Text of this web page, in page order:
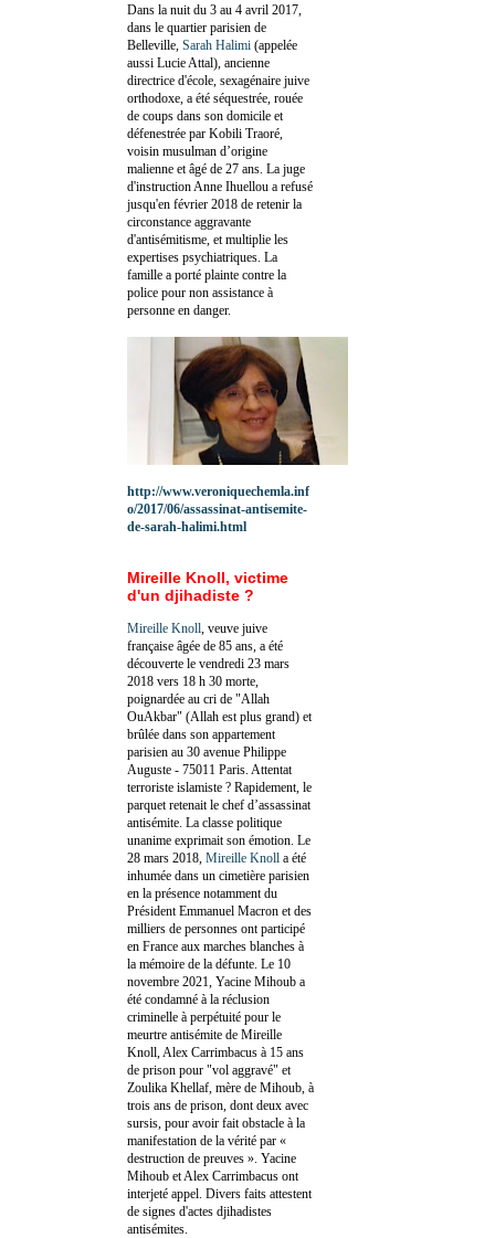
Dans la nuit du 3 au 4 avril 2017,
dans le quartier parisien de
Belleville, Sarah Halimi (appelée
aussi Lucie Attal), ancienne
directrice d'école, sexagénaire juive
orthodoxe, a été séquestrée, rouée
de coups dans son domicile et
défenestrée par Kobili Traoré,
voisin musulman d’origine
malienne et âgé de 27 ans. La juge
d'instruction Anne Ihuellou a refusé
jusqu'en février 2018 de retenir la
circonstance aggravante
d'antisémitisme, et multiplie les
expertises psychiatriques. La
famille a porté plainte contre la
police pour non assistance à
personne en danger.
http://www.veroniquechemla.inf
o/2017/06/assassinat-antisemite-
de-sarah-halimi.html
Mireille Knoll, victime
d'un djihadiste ?
Mireille Knoll , veuve juive
française âgée de 85 ans, a été
découverte le vendredi 23 mars
2018 vers 18 h 30 morte,
poignardée au cri de "Allah
OuAkbar" (Allah est plus grand) et
brûlée dans son appartement
parisien au 30 avenue Philippe
Auguste - 75011 Paris. Attentat
terroriste islamiste ? Rapidement, le
parquet retenait le chef d’assassinat
antisémite. La classe politique
unanime exprimait son émotion. Le
28 mars 2018, Mireille Knoll a été
inhumée dans un cimetière parisien
en la présence notamment du
Président Emmanuel Macron et des
milliers de personnes ont participé
en France aux marches blanches à
la mémoire de la défunte. Le 10
novembre 2021, Yacine Mihoub a
été condamné à la réclusion
criminelle à perpétuité pour le
meurtre antisémite de Mireille
Knoll, Alex Carrimbacus à 15 ans
de prison pour "vol aggravé" et
Zoulika Khellaf, mère de Mihoub, à
trois ans de prison, dont deux avec
sursis, pour avoir fait obstacle à la
manifestation de la vérité par «
destruction de preuves ». Yacine
Mihoub et Alex Carrimbacus ont
interjeté appel. Divers faits attestent
de signes d'actes djihadistes
antisémites.